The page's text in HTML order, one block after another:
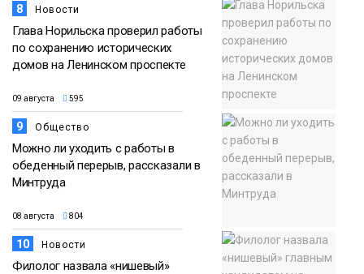
8 Новости
Глава Норильска проверил работы
по сохранению исторических
домов на Ленинском проспекте
09 августа 595
9 Общество
Можно ли уходить с работы в
обеденный перерыв, рассказали в
Минтруда
08 августа 804
10 Новости
Филолог назвала «нишевый»